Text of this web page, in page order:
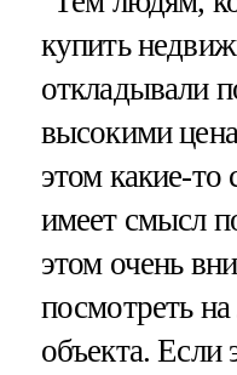
купить
откладывали
высокими
этом какие-то
имеет смысл
этом очень
посмотреть
объекта. Если